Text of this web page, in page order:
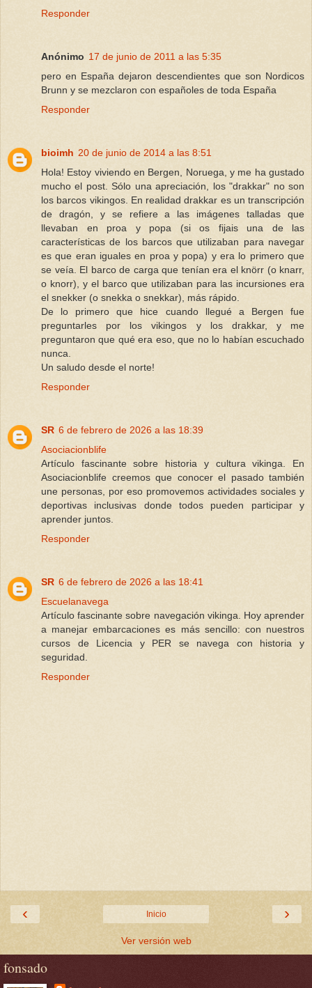
Responder
Anónimo 17 de junio de 2011 a las 5:35
pero en España dejaron descendientes que son Nordicos
Brunn y se mezclaron con españoles de toda España
Responder
bioimh 20 de junio de 2014 a las 8:51
Hola! Estoy viviendo en Bergen, Noruega, y me ha gustado
mucho el post. Sólo una apreciación, los "drakkar" no son
los barcos vikingos. En realidad drakkar es un transcripción
de dragón, y se refiere a las imágenes talladas que
llevaban en proa y popa (si os fijais una de las
características de los barcos que utilizaban para navegar
es que eran iguales en proa y popa) y era lo primero que
se veía. El barco de carga que tenían era el knörr (o knarr,
o knorr), y el barco que utilizaban para las incursiones era
el snekker (o snekka o snekkar), más rápido.
De lo primero que hice cuando llegué a Bergen fue
preguntarles por los vikingos y los drakkar, y me
preguntaron que qué era eso, que no lo habían escuchado
nunca.
Un saludo desde el norte!
Responder
SR 6 de febrero de 2026 a las 18:39
Asociacionblife
Artículo fascinante sobre historia y cultura vikinga. En
Asociacionblife creemos que conocer el pasado también
une personas, por eso promovemos actividades sociales y
deportivas inclusivas donde todos pueden participar y
aprender juntos.
Responder
SR 6 de febrero de 2026 a las 18:41
Escuelanavega
Artículo fascinante sobre navegación vikinga. Hoy aprender
a manejar embarcaciones es más sencillo: con nuestros
cursos de Licencia y PER se navega con historia y
seguridad.
Responder
‹ ›
Inicio
Ver versión web
fonsado